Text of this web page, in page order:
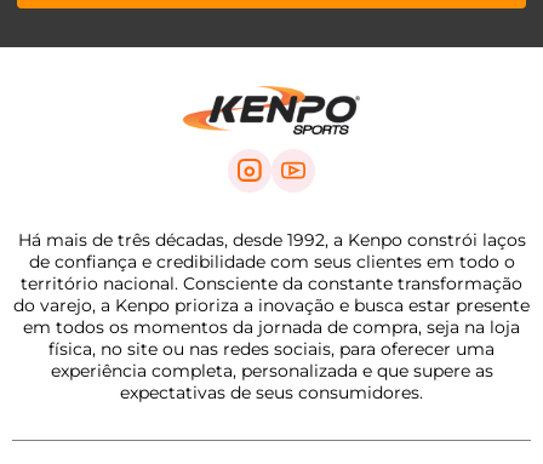
Há mais de três décadas, desde 1992, a Kenpo constrói laços
de confiança e credibilidade com seus clientes em todo o
território nacional. Consciente da constante transformação
do varejo, a Kenpo prioriza a inovação e busca estar presente
em todos os momentos da jornada de compra, seja na loja
física, no site ou nas redes sociais, para oferecer uma
experiência completa, personalizada e que supere as
expectativas de seus consumidores.